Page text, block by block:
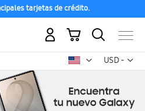
tarjetas de crédito.
USD -
dólar
Mi carrito